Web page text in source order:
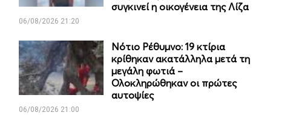
συγκινεί η οικογένεια της Λίζα
06/08/2026 21:20
Νότιο Ρέθυμνο: 19 κτίρια
κρίθηκαν ακατάλληλα μετά τη
μεγάλη φωτιά –
Ολοκληρώθηκαν οι πρώτες
αυτοψίες
06/08/2026 21:00